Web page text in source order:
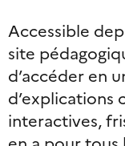
Accessible
site
d’accéder en
d’explications
interactives,